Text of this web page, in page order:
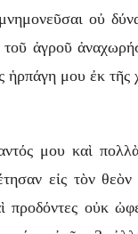
οὐ
ἀγροῦ
μου ἐκ τῆς
μου καὶ
εἰς τὸν
οὐκ